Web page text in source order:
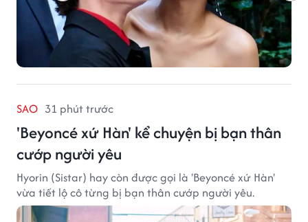
SAO 31 phút trước
'Beyoncé xứ Hàn' kể chuyện bị bạn thân
cướp người yêu
Hyorin (Sistar) hay còn được gọi là 'Beyoncé xứ Hàn'
vừa tiết lộ cô từng bị bạn thân cướp người yêu.